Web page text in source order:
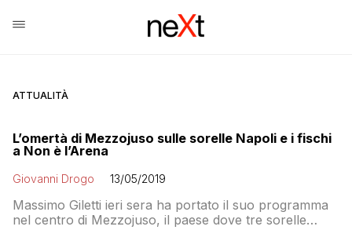
ATTUALITÀ
L’omertà di Mezzojuso sulle sorelle Napoli e i fischi
a Non è l’Arena
Giovanni Drogo 13/05/2019
Massimo Giletti ieri sera ha portato il suo programma
nel centro di Mezzojuso, il paese dove tre sorelle